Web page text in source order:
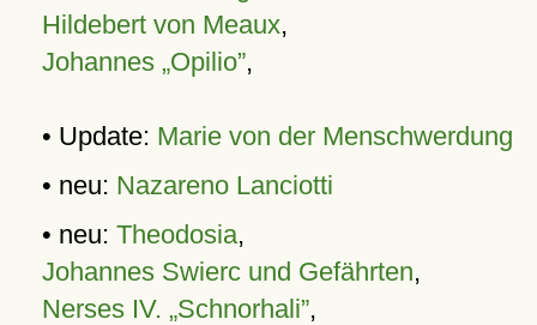
Hildebert von Meaux,
Johannes „Opilio”,
• Update: Marie von der Menschwerdung
• neu: Nazareno Lanciotti
• neu: Theodosia,
Johannes Swierc und Gefährten,
Nerses IV. „Schnorhali”,